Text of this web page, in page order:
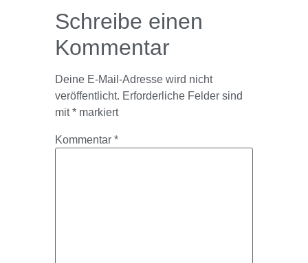
Schreibe einen
Kommentar
Deine E-Mail-Adresse wird nicht
veröffentlicht. Erforderliche Felder sind
mit* markiert
Kommentar *